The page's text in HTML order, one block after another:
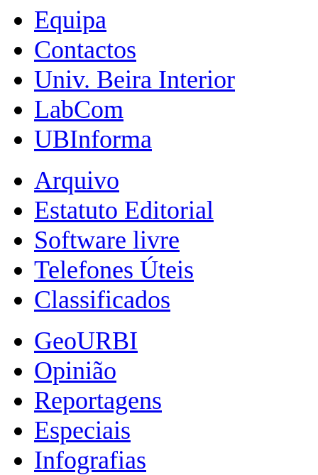
Equipa
Contactos
Univ. Beira Interior
LabCom
UBInforma
Arquivo
Estatuto Editorial
Software livre
Telefones Úteis
Classificados
GeoURBI
Opinião
Reportagens
Especiais
Infografias